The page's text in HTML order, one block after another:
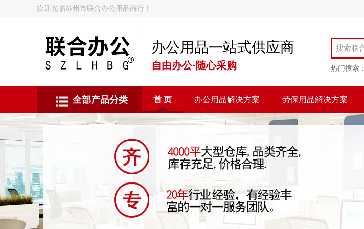
欢迎光临苏州市联合办公用品商行！
办公用品一站式供应商
自由办公·随心采购 热门搜索：
全部产品分类 首 页 办公用品解决方案 劳保用品解决方案